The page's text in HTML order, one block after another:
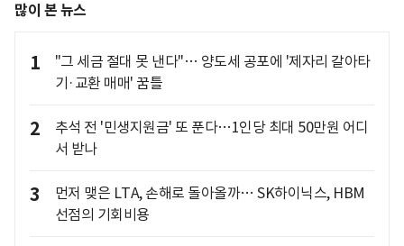
많이 본 뉴스
1
"그 세금 절대 못 낸다"… 양도세 공포에 '제자리 갈아타
기·교환 매매' 꿈틀
2
추석 전 '민생지원금' 또 푼다…1인당 최대 50만원 어디
서 받나
3
먼저 맺은 LTA, 손해로 돌아올까… SK하이닉스, HBM
선점의 기회비용